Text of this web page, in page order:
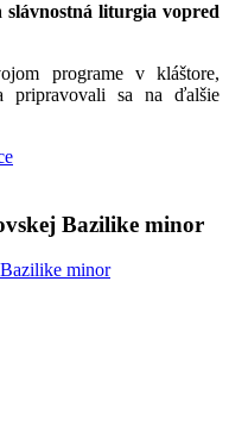
slávnostná liturgia vopred
programe v kláštore,
pripravovali sa na ďalšie
Bazilike minor